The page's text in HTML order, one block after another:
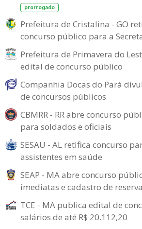
prorrogado
Prefeitura de Cristalina - GO
concurso público para a
Prefeitura de Primavera do
edital de concurso público
Companhia Docas do Pará
de concursos públicos
CBMRR - RR abre concurso
para soldados e oficiais
SESAU - AL retifica concurso
assistentes em saúde
SEAP - MA abre concurso
imediatas e cadastro de reserva
TCE - MA publica edital de
salários de até R$ 20.112,20